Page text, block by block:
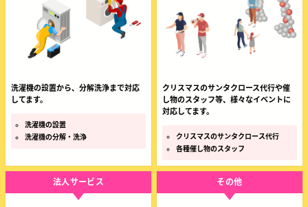
洗濯機の設置から、分解洗浄まで対応
してます。
洗濯機の設置
洗濯機の分解・洗浄
クリスマスのサンタクロース代行や催
し物のスタッフ等、様々なイベントに
対応してます。
クリスマスのサンタクロース代行
各種催し物のスタッフ
法人サービス その他